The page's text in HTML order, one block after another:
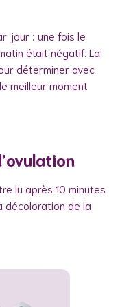
jour : une fois le
était négatif. La
déterminer avec
meilleur moment
lu après 10 minutes
de la